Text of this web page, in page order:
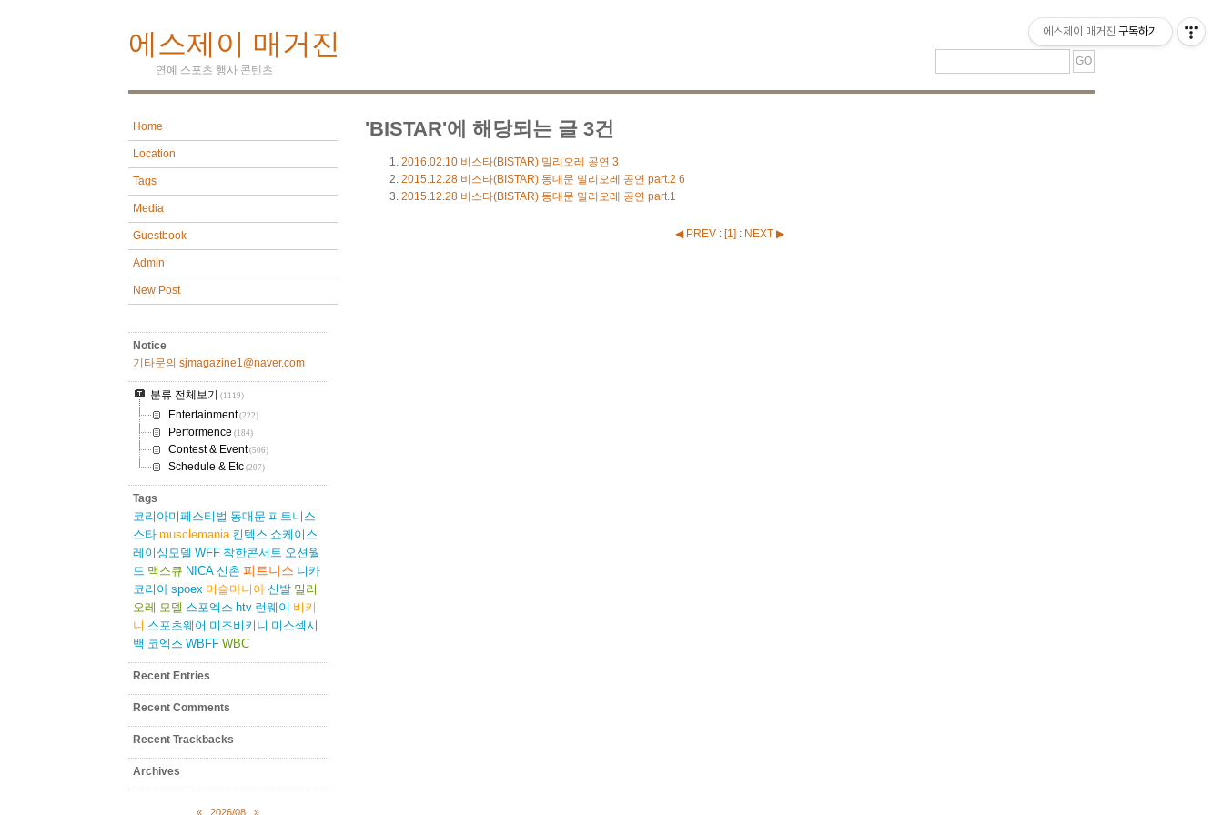
에스제이 매거진
연예 스포츠 행사 콘텐츠
Home
Location
Tags
Media
Guestbook
Admin
New Post
Notice
기타문의 sjmagazine1@naver.com
분류 전체보기 (1119)
Entertainment(222)
Performence (184)
Contest & Event(506)
Schedule & Etc(207)
Tags
코리아미페스티벌 동대문 피트니스
스타 musclemania 킨텍스 쇼케이스
레이싱모델 WFF 착한콘서트 오션월
드 맥스큐 NICA 신촌 피트니스 니카
코리아 spoex 머슬마니아 신발 밀리
오레 모델 스포엑스 htv 런웨이 비키
니 스포츠웨어 미즈비키니 미스섹시
백 코엑스 WBFF WBC
Recent Entries
Recent Comments
Recent Trackbacks
Archives
« 2026/08 »
'BISTAR'에 해당되는 글 3건
2016.02.10비스타(BISTAR) 밀리오레 공연 3
2015.12.28비스타(BISTAR) 동대문 밀리오레 공연 part.2 6
2015.12.28비스타(BISTAR) 동대문 밀리오레 공연 part.1
◀ PREV : [1] : NEXT ▶
에스제이 매거진 구독하기